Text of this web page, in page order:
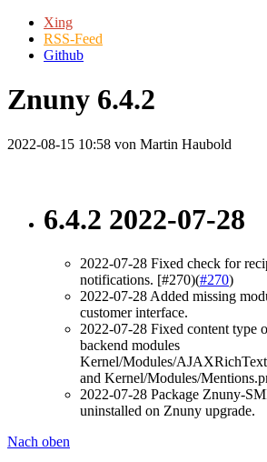
Xing
RSS-Feed
Github
Znuny 6.4.2
2022-08-15 10:58 von Martin Haubold
6.4.2 2022-07-28
2022-07-28 Fixed check for
notifications. [#270)(#270)
2022-07-28 Added missing
customer interface.
2022-07-28 Fixed content type
backend modules
Kernel/Modules/
and Kernel/Modules/
2022-07-28 Package Znuny-
uninstalled on Znuny upgrade.
Nach oben